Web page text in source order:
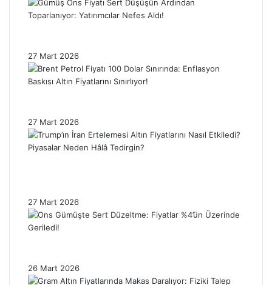
27 Mart 2026
27 Mart 2026
27 Mart 2026
26 Mart 2026